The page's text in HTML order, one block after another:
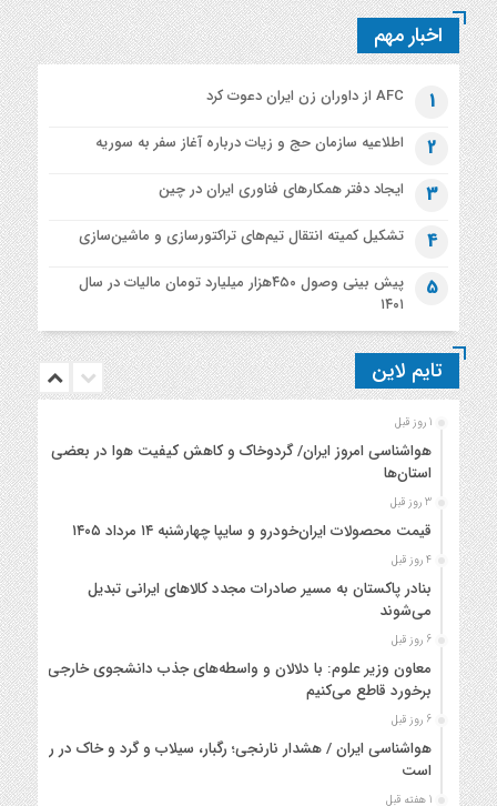
اخبار مهم
1 AFC از داوران زن ایران دعوت کرد
2 اطلاعیه‌ سازمان حج و زیات درباره آغاز سفر به سوریه
3 ایجاد دفتر همکارهای فناوری ایران در چین
4 تشکیل کمیته انتقال تیم‌های تراکتورسازی و ماشین‌سازی
5
پیش بینی وصول ۴۵۰هزار میلیارد تومان مالیات در سال
۱۴۰۱
تایم لاین
1 روز قبل
هواشناسی امروز ایران/ گردوخاک و کاهش کیفیت هوا در بعضی
استان‌ها
3 روز قبل
قیمت محصولات ایران‌خودرو و سایپا چهارشنبه ۱۴ مرداد ۱۴۰۵
4 روز قبل
بنادر پاکستان به مسیر صادرات مجدد کالاهای ایرانی تبدیل
می‌شوند
6 روز قبل
معاون وزیر علوم: با دلالان و واسطه‌های جذب دانشجوی خارجی
برخورد قاطع می‌کنیم
6 روز قبل
هواشناسی ایران / هشدار نارنجی؛ رگبار، سیلاب و گرد و خاک در راه
است
1 هفته قبل